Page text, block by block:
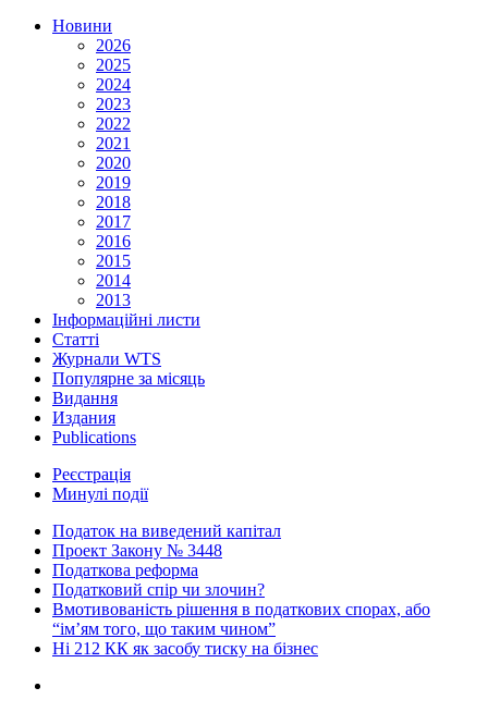
Новини
2026
2025
2024
2023
2022
2021
2020
2019
2018
2017
2016
2015
2014
2013
Інформаційні листи
Статті
Журнали WTS
Популярне за місяць
Видання
Издания
Publications
Реєстрація
Минулі події
Податок на виведений капітал
Проект Закону № 3448
Податкова реформа
Податковий спір чи злочин?
Вмотивованість рішення в податкових спорах, або
“ім’ям того, що таким чином”
Ні 212 КК як засобу тиску на бізнес